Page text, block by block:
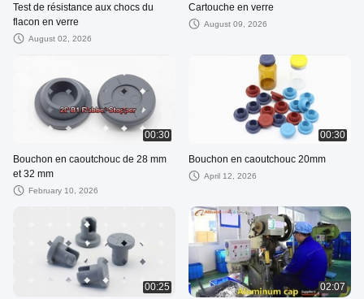
Test de résistance aux chocs du
flacon en verre
August 02, 2026
Cartouche en verre
August 09, 2026
00:30
Bouchon en caoutchouc de 28 mm
et 32 ​​mm
February 10, 2026
00:30
Bouchon en caoutchouc 20mm
April 12, 2026
00:25 02:07